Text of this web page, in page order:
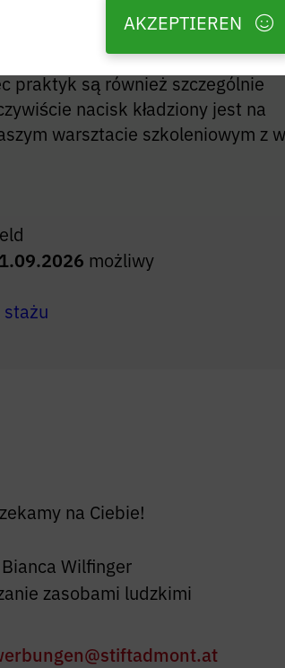
zdrowiem w firmie, imprezy
szkolnych i dla
praktyk. Szczególnie dobre
praktyk są również szczególnie
nacisk kładziony jest na
warsztacie szkoleniowym z
możliwy
stażu
na Ciebie!
Bianca Wilfinger
zasobami ludzkimi
AKZEPTIEREN